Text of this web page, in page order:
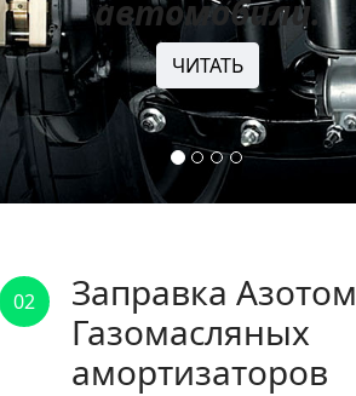
автомобили.
ЧИТАТЬ
02
Заправка Азотом
Газомасляных
амортизаторов